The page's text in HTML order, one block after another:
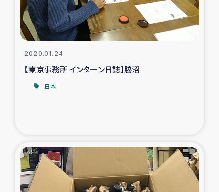
シリア国内避難民・帰還民の生活再建支援
トルコにおけるシリア難民支援事業
インドネシア中部 スラウェシの地震・津波被災者支援
スリランカ 緊急人道支援
スリランカ南部洪水被災者支援
2020.01.24
【東京事務所 インターン日誌】勝沼
日本